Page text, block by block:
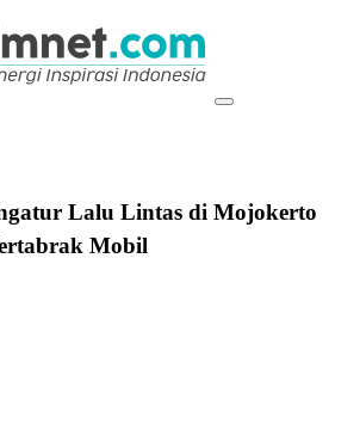
Lalu Lintas di Mojokerto
Mobil